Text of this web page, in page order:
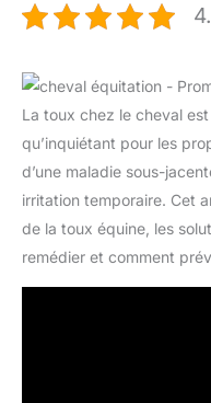
La toux chez le cheval
qu’inquiétant pour les
d’une maladie sous-
irritation temporaire. Cet
de la toux équine, les
remédier et comment